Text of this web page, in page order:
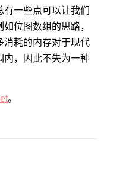
一些点可以让我们
位图数组的思路，
消耗的内存对于现代
内，因此不失为一种
。